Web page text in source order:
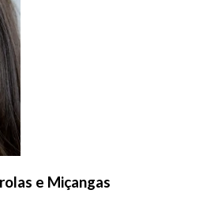
e Miçangas